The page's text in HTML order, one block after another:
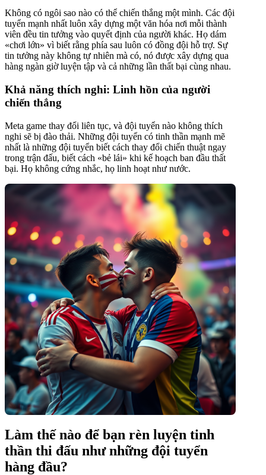
Không có ngôi sao nào có thể chiến thắng một mình. Các đội
tuyển mạnh nhất luôn xây dựng một văn hóa nơi mỗi thành
viên đều tin tưởng vào quyết định của người khác. Họ dám
«chơi lớn» vì biết rằng phía sau luôn có đồng đội hỗ trợ. Sự
tin tưởng này không tự nhiên mà có, nó được xây dựng qua
hàng ngàn giờ luyện tập và cả những lần thất bại cùng nhau.
Khả năng thích nghi: Linh hồn của người
chiến thắng
Meta game thay đổi liên tục, và đội tuyển nào không thích
nghi sẽ bị đào thải. Những đội tuyển có tinh thần mạnh mẽ
nhất là những đội tuyển biết cách thay đổi chiến thuật ngay
trong trận đấu, biết cách «bẻ lái» khi kế hoạch ban đầu thất
bại. Họ không cứng nhắc, họ linh hoạt như nước.
Làm thế nào để bạn rèn luyện tinh
thần thi đấu như những đội tuyển
hàng đầu?